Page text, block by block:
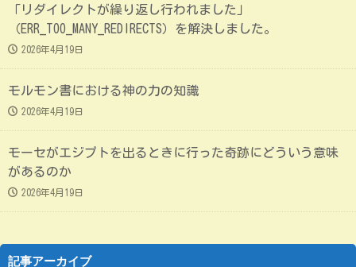
「リダイレクトが繰り返し行われました」
（ERR_TOO_MANY_REDIRECTS）を解決しました。
2026年4月19日
モルモン書における神の力の知識
2026年4月19日
モーセがエジプトを出るときに行った奇跡にどういう意味
があるのか
2026年4月19日
記事アーカイブ